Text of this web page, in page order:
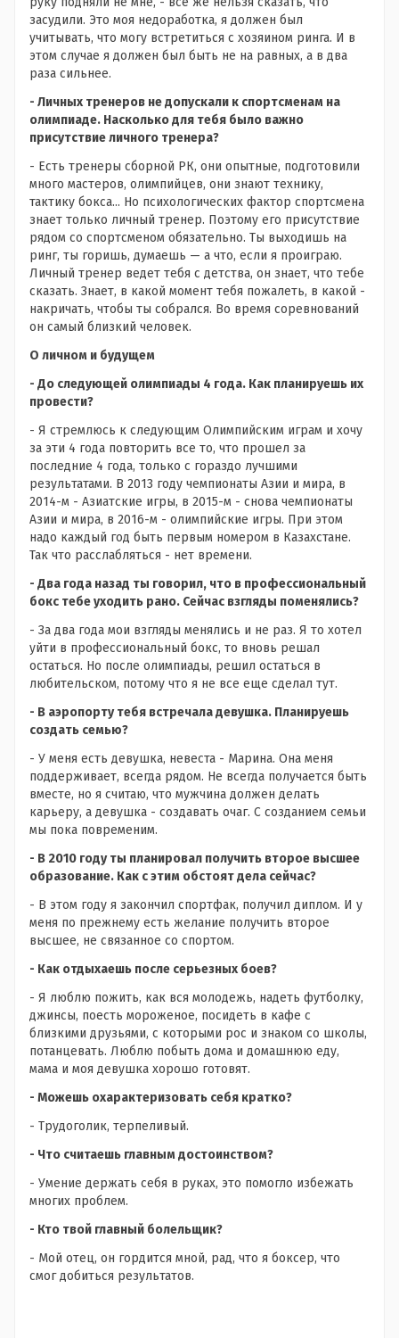
засудили. Это моя недоработка, я должен был
учитывать, что могу встретиться с хозяином ринга. И в
этом случае я должен был быть не на равных, а в два
раза сильнее.
- Личных тренеров не допускали к спортсменам на
олимпиаде. Насколько для тебя было важно
присутствие личного тренера?
- Есть тренеры сборной РК, они опытные, подготовили
много мастеров, олимпийцев, они знают технику,
тактику бокса... Но психологических фактор спортсмена
знает только личный тренер. Поэтому его присутствие
рядом со спортсменом обязательно. Ты выходишь на
ринг, ты горишь, думаешь — а что, если я проиграю.
Личный тренер ведет тебя с детства, он знает, что тебе
сказать. Знает, в какой момент тебя пожалеть, в какой -
накричать, чтобы ты собрался. Во время соревнований
он самый близкий человек.
О личном и будущем
- До следующей олимпиады 4 года. Как планируешь их
провести?
- Я стремлюсь к следующим Олимпийским играм и хочу
за эти 4 года повторить все то, что прошел за
последние 4 года, только с гораздо лучшими
результатами. В 2013 году чемпионаты Азии и мира, в
2014-м - Азиатские игры, в 2015-м - снова чемпионаты
Азии и мира, в 2016-м - олимпийские игры. При этом
надо каждый год быть первым номером в Казахстане.
Так что расслабляться - нет времени.
- Два года назад ты говорил, что в профессиональный
бокс тебе уходить рано. Сейчас взгляды поменялись?
- За два года мои взгляды менялись и не раз. Я то хотел
уйти в профессиональный бокс, то вновь решал
остаться. Но после олимпиады, решил остаться в
любительском, потому что я не все еще сделал тут.
- В аэропорту тебя встречала девушка. Планируешь
создать семью?
- У меня есть девушка, невеста - Марина. Она меня
поддерживает, всегда рядом. Не всегда получается быть
вместе, но я считаю, что мужчина должен делать
карьеру, а девушка - создавать очаг. С созданием семьи
мы пока повременим.
- В 2010 году ты планировал получить второе высшее
образование. Как с этим обстоят дела сейчас?
- В этом году я закончил спортфак, получил диплом. И у
меня по прежнему есть желание получить второе
высшее, не связанное со спортом.
- Как отдыхаешь после серьезных боев?
- Я люблю пожить, как вся молодежь, надеть футболку,
джинсы, поесть мороженое, посидеть в кафе с
близкими друзьями, с которыми рос и знаком со школы,
потанцевать. Люблю побыть дома и домашнюю еду,
мама и моя девушка хорошо готовят.
- Можешь охарактеризовать себя кратко?
- Трудоголик, терпеливый.
- Что считаешь главным достоинством?
- Умение держать себя в руках, это помогло избежать
многих проблем.
- Кто твой главный болельщик?
- Мой отец, он гордится мной, рад, что я боксер, что
смог добиться результатов.